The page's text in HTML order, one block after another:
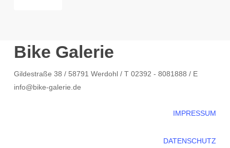
Bike Galerie
Gildestraße 38 / 58791 Werdohl / T 02392 - 8081888 / E
info@bike-galerie.de
IMPRESSUM
DATENSCHUTZ